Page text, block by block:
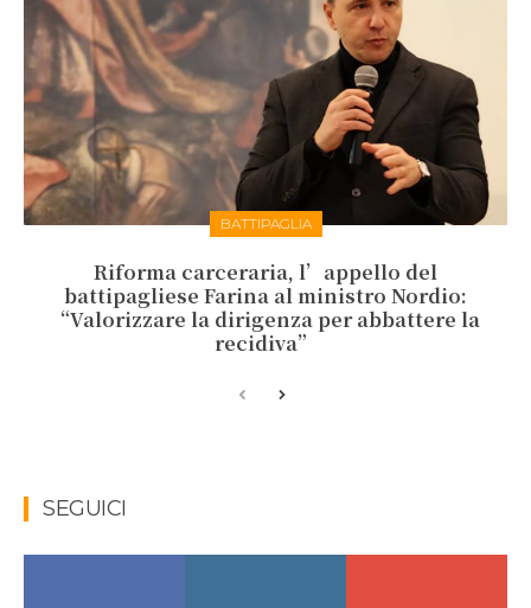
BATTIPAGLIA
Riforma carceraria, l’appello del
battipagliese Farina al ministro Nordio:
“Valorizzare la dirigenza per abbattere la
recidiva”
SEGUICI